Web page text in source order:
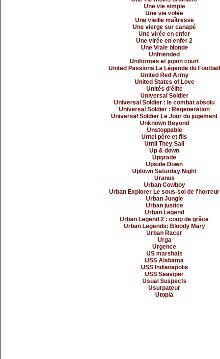
Une vie simple
Une vie volée
Une vieille maîtresse
Une vierge sur canapé
Une virée en enfer
Une virée en enfer 2
Une Vraie blonde
Unfriended
Uniformes et jupon court
United Passions La Légende du Football
United Red Army
United States of Love
Unités d'élite
Universal Soldier
Universal Soldier : le combat absolu
Universal Soldier : Regeneration
Universal Soldier Le Jour du jugement
Unknown Beyond
Unstoppable
Untel père et fils
Until They Sail
Up & down
Upgrade
Upside Down
Uptown Saturday Night
Uranus
Urban Cowboy
Urban Explorer Le sous-sol de l'horreur
Urban Jungle
Urban justice
Urban Legend
Urban Legend 2 : coup de grâce
Urban Legends: Bloody Mary
Urban Racer
Urga
Urgence
US marshals
USS Alabama
USS Indianapolis
USS Seaviper
Usual Suspects
Usurpateur
Utopia